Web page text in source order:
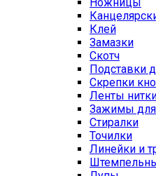
Ножницы
Клей
Замазки
Скотч
Подставки
Скрепки
Ленты
Зажимы для
Стиралки
Точилки
Линейки и